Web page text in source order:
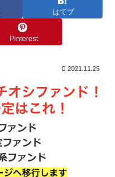
はてブ
Pinterest
2021.11.25